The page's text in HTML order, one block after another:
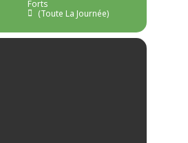
Forts
(Toute La Journée)